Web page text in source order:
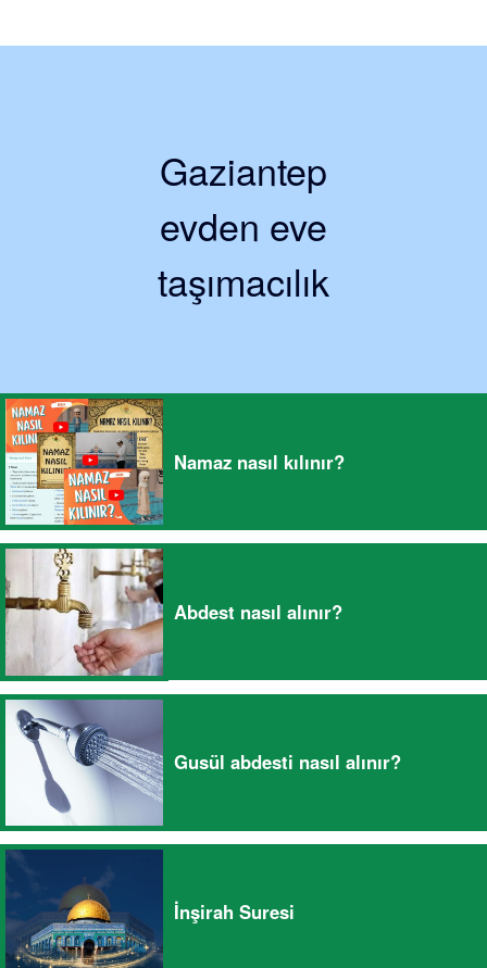
Gaziantep
evden eve
taşımacılık
Namaz nasıl kılınır?
Abdest nasıl alınır?
Gusül abdesti nasıl alınır?
İnşirah Suresi